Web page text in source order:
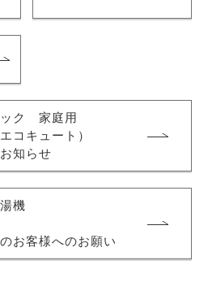
ック 家庭用
エコキュート）
知らせ
機
お客様へのお願い